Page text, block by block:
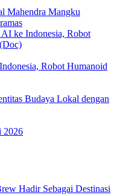
Mahendra Mangku
Robot Humanoid
Budaya Lokal dengan
2026
Hadir Sebagai Destinasi